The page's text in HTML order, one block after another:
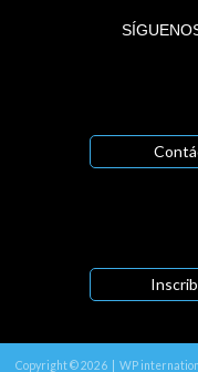
Copyright © 2026 | WP